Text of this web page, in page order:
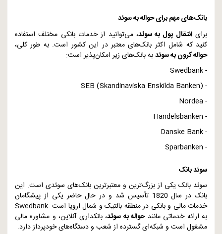
بانک‌های مهم برای حواله به سوئد
برایانتقال پول به سوئد، می‌توانید از خدمات بانکی مختلف استفاده
کنید که شامل اکثر بانک‌های معتبر در این کشور است. به طور کلی،
حواله کرون به سوئدبه بانک‌های زیر امکان‌پذیر است:
-
Swedbank
-
SEB (Skandinaviska Enskilda Banken)
-
Nordea
-
Handelsbanken
-
Danske Bank
-
Sparbanken
سوئد بانک
سوئد بانک یکی از بزرگ‌ترین و معتبرترین بانک‌های سوئدی است. این
بانک در سال 1820 تأسیس شد و در حال حاضر یکی از پیشگامان
خدمات مالی و بانکی در منطقه بالتیک و شمال اروپا است. Swedbank
به ارائه خدماتی مانندحواله به سوئد، بانکداری آنلاین، و مشاوره مالی
مشغول است و شبکه‌ای گسترده از شعب و دستگاه‌های خودپرداز دارد.